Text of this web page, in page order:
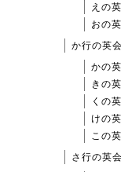
えの
おの
か行の英
かの
きの
くの
けの
この
さ行の英